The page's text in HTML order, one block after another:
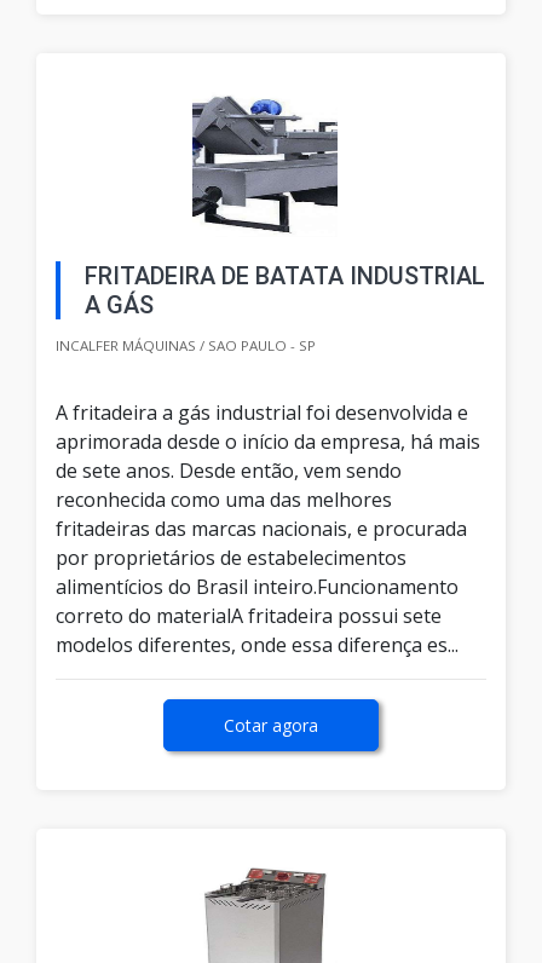
FRITADEIRA DE BATATA INDUSTRIAL
A GÁS
INCALFER MÁQUINAS / SAO PAULO - SP
A fritadeira a gás industrial foi desenvolvida e
aprimorada desde o início da empresa, há mais
de sete anos. Desde então, vem sendo
reconhecida como uma das melhores
fritadeiras das marcas nacionais, e procurada
por proprietários de estabelecimentos
alimentícios do Brasil inteiro.Funcionamento
correto do materialA fritadeira possui sete
modelos diferentes, onde essa diferença es...
Cotar agora